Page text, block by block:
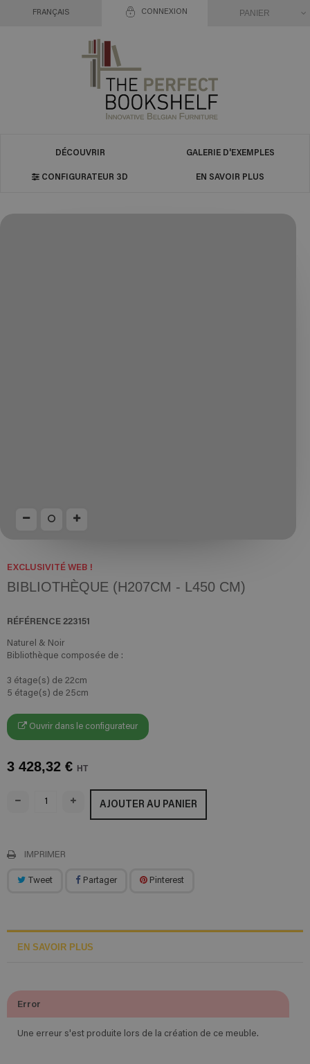
CONNEXION
FRANÇAIS PANIER
DÉCOUVRIR GALERIE D'EXEMPLES
CONFIGURATEUR 3D EN SAVOIR PLUS
EXCLUSIVITÉ WEB !
BIBLIOTHÈQUE (H207CM - L450 CM)
RÉFÉRENCE223151
Naturel & Noir
Bibliothèque composée de :
3 étage(s) de 22cm
5 étage(s) de 25cm
Ouvrir dans le configurateur
3 428,32 € HT
AJOUTER AU PANIER
IMPRIMER
Tweet Partager Pinterest
EN SAVOIR PLUS
Error
Une erreur s'est produite lors de la création de ce meuble.